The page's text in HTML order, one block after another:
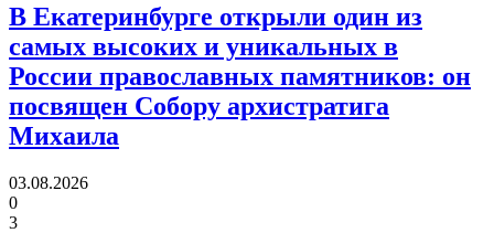
В Екатеринбурге открыли один из
самых высоких и уникальных в
России православных памятников: он
посвящен Собору архистратига
Михаила
03.08.2026
0
3